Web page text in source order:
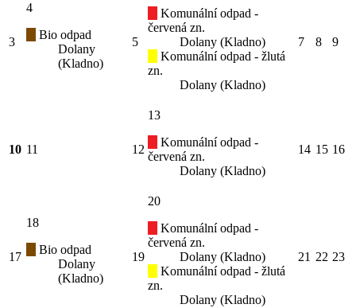
3
4
Bio odpad
Dolany
(Kladno)
5
Komunální odpad -
červená zn.
Dolany (Kladno)
Komunální odpad - žlutá
zn.
Dolany (Kladno)
7 8 9
10 11 12
13
Komunální odpad -
červená zn.
Dolany (Kladno)
14 15 16
17
18
Bio odpad
Dolany
(Kladno)
19
20
Komunální odpad -
červená zn.
Dolany (Kladno)
Komunální odpad - žlutá
zn.
Dolany (Kladno)
21 22 23